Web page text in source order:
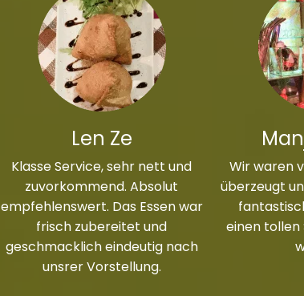
Len Ze
Klasse Service, sehr nett und
zuvorkommend. Absolut
empfehlenswert. Das Essen war
frisch zubereitet und
geschmacklich eindeutig nach
unsrer Vorstellung.
Wir waren
überzeugt
einen tollen